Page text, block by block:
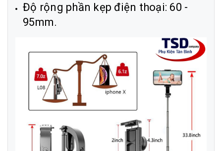
Độ rộng phần kẹp điện thoại: 60 -
95mm.